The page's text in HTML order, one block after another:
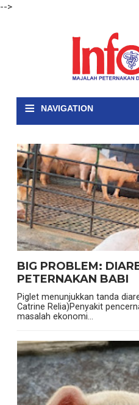
-->
≡ NAVIGATION
BIG PROBLEM:
PETERNAKAN BABI
Piglet menunjukkan tanda
Catrine Relia)Penyakit
masalah ekonomi...